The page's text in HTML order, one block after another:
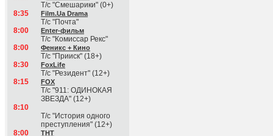
Т/с "Смешарики" (0+)
8:35
Film.Ua Drama
Т/с "Почта"
8:00
Enter-фильм
Т/с "Комиссар Рекс"
8:00
Феникс + Кино
Т/с "Прииск" (18+)
8:30
FoxLife
Т/с "Резидент" (12+)
8:15
FOX
Т/с "911: ОДИНОКАЯ
ЗВЕЗДА" (12+)
8:10
Т/с "История одного
преступления" (12+)
8:00
ТНТ